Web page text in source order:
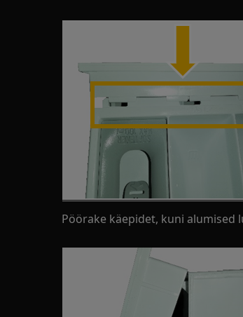
Pöörake käepidet, kuni alumised